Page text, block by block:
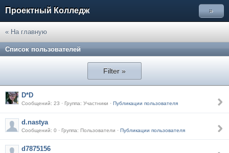
Проектный Колледж »
« На главную
Список пользователей
Filter »
D*D
Сообщений: 23 · Группа: Участники · Публикации пользователя
d.nastya
Сообщений: 0 · Группа: Пользователи · Публикации пользователя
d7875156